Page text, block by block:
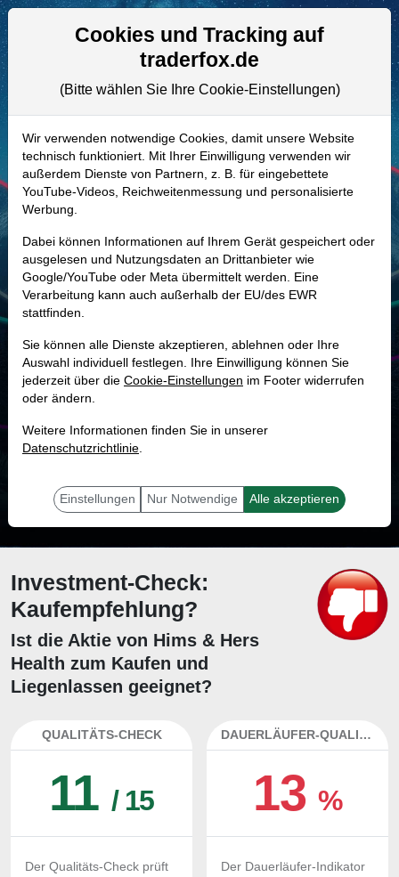
Aktien- und Artikelsuche
A2QMYY | HIMS–Hims & Hers
Health Aktie
Realtime-Aktienkurs:
- - -
-
Marktkapitalisierung 6,98 Mrd. USD
Unternehmenswert
Umsatz 2,35 Mrd. USD
25.5 %
mit dieser Aktie erfolgreich sein.
Investment-Check:
Kaufempfehlung?
Ist die Aktie von Hims & Hers
Health zum Kaufen und
Liegenlassen geeignet?
QUALITÄTS-CHECK
11/ 15
Der Qualitäts-Check prüft
DAUERLÄUFER-QUALITÄTEN
13%
Der Dauerläufer-Indikator
Cookies und Tracking auf
traderfox.de
(Bitte wählen Sie Ihre Cookie-Einstellungen)
Wir verwenden notwendige Cookies, damit unsere Website
technisch funktioniert. Mit Ihrer Einwilligung verwenden wir
außerdem Dienste von Partnern, z. B. für eingebettete
YouTube-Videos, Reichweitenmessung und personalisierte
Werbung.
Dabei können Informationen auf Ihrem Gerät gespeichert oder
ausgelesen und Nutzungsdaten an Drittanbieter wie
Google/YouTube oder Meta übermittelt werden. Eine
Verarbeitung kann auch außerhalb der EU/des EWR
stattfinden.
Sie können alle Dienste akzeptieren, ablehnen oder Ihre
Auswahl individuell festlegen. Ihre Einwilligung können Sie
jederzeit über die Cookie-Einstellungen im Footer widerrufen
oder ändern.
Weitere Informationen finden Sie in unserer
Datenschutzrichtlinie.
Einstellungen Nur Notwendige Alle akzeptieren